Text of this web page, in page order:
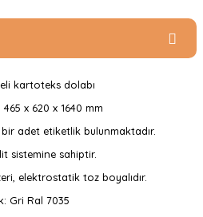
kartoteks dolabı
465 x 620 x 1640 mm
adet etiketlik bulunmaktadır.
sistemine sahiptir.
elektrostatik toz boyalıdır.
Gri Ral 7035